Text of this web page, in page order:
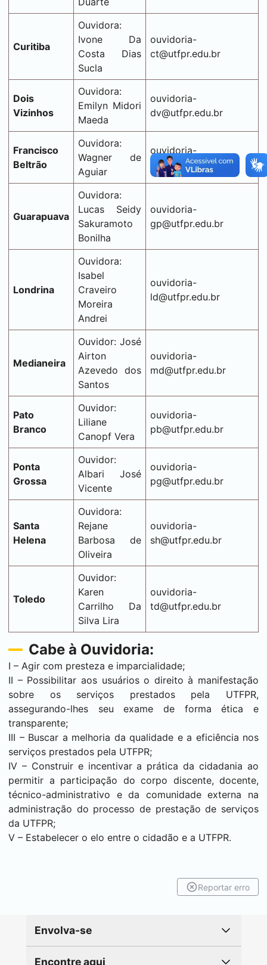
Curitiba
Ouvidora:
Ivone Da
Costa Dias
Sucla
ouvidoria-
ct@utfpr.edu.br
Dois
Vizinhos
Ouvidora:
Emilyn Midori
Maeda
ouvidoria-
dv@utfpr.edu.br
Francisco
Beltrão
Ouvidora:
Wagner de
Aguiar
ouvidoria-
fb@utfpr.edu.br
Guarapuava
Ouvidora:
Lucas Seidy
Sakuramoto
Bonilha
ouvidoria-
gp@utfpr.edu.br
Londrina
Ouvidora:
Isabel
Craveiro
Moreira
Andrei
ouvidoria-
ld@utfpr.edu.br
Medianeira
Ouvidor: José
Airton
Azevedo dos
Santos
ouvidoria-
md@utfpr.edu.br
Pato
Branco
Ouvidor:
Liliane
Canopf Vera
ouvidoria-
pb@utfpr.edu.br
Ponta
Grossa
Ouvidor:
Albari José
Vicente
ouvidoria-
pg@utfpr.edu.br
Santa
Helena
Ouvidora:
Rejane
Barbosa de
Oliveira
ouvidoria-
sh@utfpr.edu.br
Toledo
Ouvidor:
Karen
Carrilho Da
Silva Lira
ouvidoria-
td@utfpr.edu.br
Cabe à Ouvidoria:
I – Agir com presteza e imparcialidade;
II – Possibilitar aos usuários o direito à manifestação
sobre os serviços prestados pela UTFPR,
assegurando-lhes seu exame de forma ética e
transparente;
III – Buscar a melhoria da qualidade e a eficiência nos
serviços prestados pela UTFPR;
IV – Construir e incentivar a prática da cidadania ao
permitir a participação do corpo discente, docente,
técnico-administrativo e da comunidade externa na
administração do processo de prestação de serviços
da UTFPR;
V – Estabelecer o elo entre o cidadão e a UTFPR.
Reportar erro
Envolva-se
Encontre aqui